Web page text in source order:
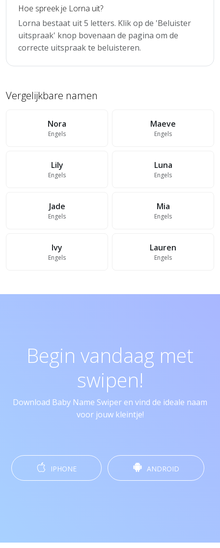
Hoe spreek je Lorna uit?
Lorna bestaat uit 5 letters. Klik op de 'Beluister
uitspraak' knop bovenaan de pagina om de
correcte uitspraak te beluisteren.
Vergelijkbare namen
Nora
Engels
Maeve
Engels
Lily
Engels
Luna
Engels
Jade
Engels
Mia
Engels
Ivy
Engels
Lauren
Engels
Begin vandaag met
swipen!
Download Baby Name Swiper en vind de ideale naam
voor jouw kleintje!
IPHONE ANDROID